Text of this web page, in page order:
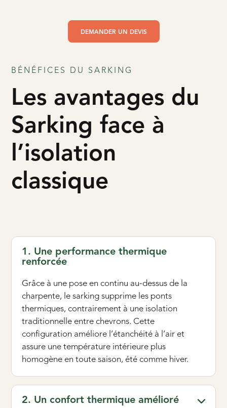
DEMANDER UN DEVIS
BÉNÉFICES DU SARKING
Les avantages du
Sarking face à
l’isolation
classique
1. Une performance thermique
renforcée
Grâce à une pose en continu au-dessus de la
charpente, le sarking supprime les ponts
thermiques, contrairement à une isolation
traditionnelle entre chevrons. Cette
configuration améliore l’étanchéité à l’air et
assure une température intérieure plus
homogène en toute saison, été comme hiver.
2. Un confort thermique amélioré